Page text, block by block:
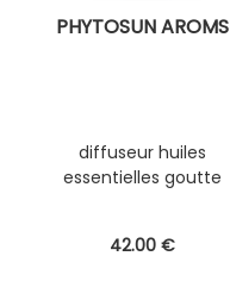
PHYTOSUN AROMS
diffuseur huiles
essentielles goutte
42.00 €